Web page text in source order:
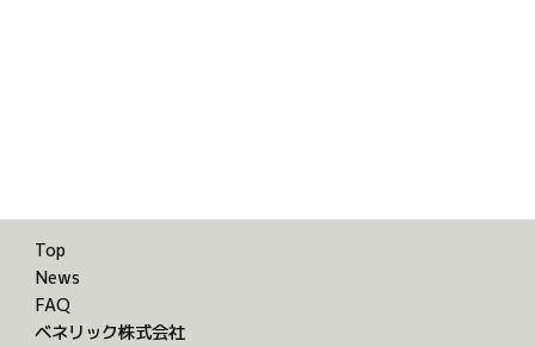
Top
News
FAQ
ベネリック株式会社